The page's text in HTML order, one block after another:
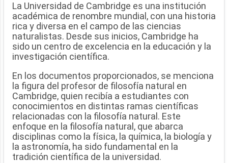
La Universidad de Cambridge es una institución
académica de renombre mundial, con una historia
rica y diversa en el campo de las ciencias
naturalistas. Desde sus inicios, Cambridge ha
sido un centro de excelencia en la educación y la
investigación científica.
En los documentos proporcionados, se menciona
la figura del profesor de filosofía natural en
Cambridge, quien recibía a estudiantes con
conocimientos en distintas ramas científicas
relacionadas con la filosofía natural. Este
enfoque en la filosofía natural, que abarca
disciplinas como la física, la química, la biología y
la astronomía, ha sido fundamental en la
tradición científica de la universidad.